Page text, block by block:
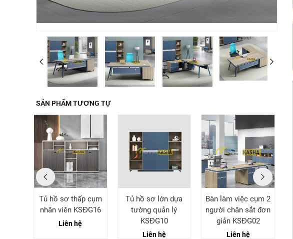
SẢN PHẨM TƯƠNG TỰ
Tủ hồ sơ thấp cụm
nhân viên KSĐG16
Liên hệ
Tủ hồ sơ lớn dựa
tường quản lý
KSĐG10
Liên hệ
Bàn làm việc cụm 2
người chân sắt đơn
giản KSĐG02
Liên hệ